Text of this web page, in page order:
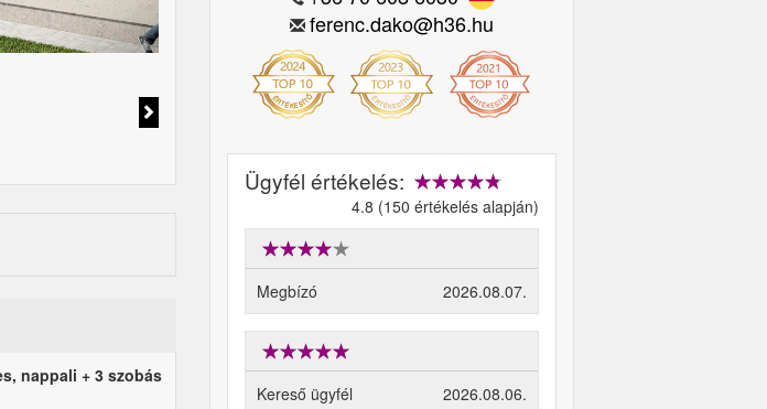
nappali + 3 szobás
ferenc.dako@h36.hu
Ügyfél értékelés:
4.8 (150 értékelés alapján)
Megbízó 2026.08.07.
Kereső ügyfél 2026.08.06.